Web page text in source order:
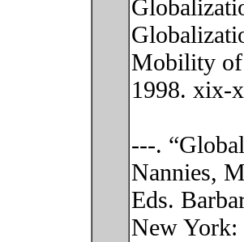
Mobility of
1998. xix-
---.
Nannies,
Eds.
New York: